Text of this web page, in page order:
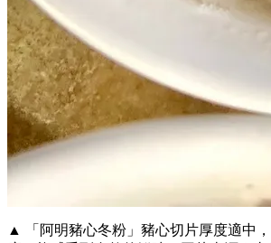
▲ 「阿明豬心冬粉」豬心切片厚度適中